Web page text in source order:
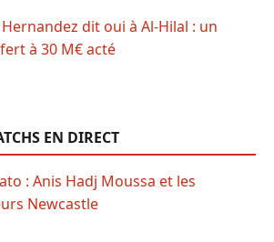
dit oui à Al-Hilal : un
à 30 M€ acté
EN DIRECT
: Anis Hadj Moussa et les
Newcastle